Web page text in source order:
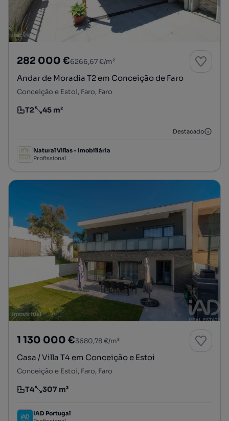
282 000 €6266,67 €/m²
Andar de Moradia T2 em Conceição de Faro
Conceição e Estoi, Faro, Faro
Tipologia
T2
Preço por metro quadrado
45 m²
Destacado
Natural Villas - imobiliária
Profissional
1 130 000 €3680,78 €/m²
Casa / Villa T4 em Conceição e Estoi
Conceição e Estoi, Faro, Faro
Tipologia
T4
Preço por metro quadrado
307 m²
IAD Portugal